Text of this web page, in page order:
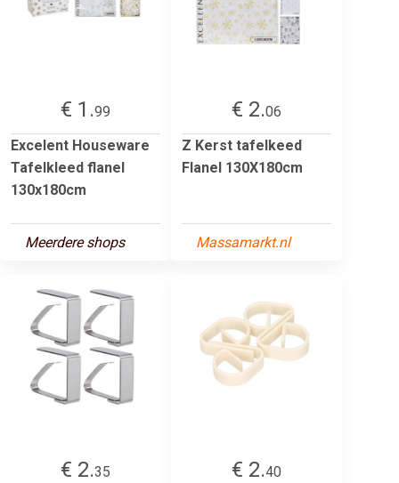
€ 1.99
Excelent Houseware
Tafelkleed flanel
130x180cm
Meerdere shops
€ 2.06
Z Kerst tafelkeed
Flanel 130X180cm
Massamarkt.nl
€ 2.35
€ 2.40